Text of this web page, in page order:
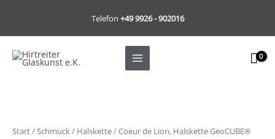
springen
Telefon +49 9926 - 902016
Start/Schmuck/ Halskette/ Coeur de Lion, Halskette GeoCUBE®